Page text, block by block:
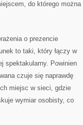
do którego można
o prezencie
to taki, który łączy w
spektakularny. Powinien
czuje się naprawdę
miejsc w sieci, gdzie
wymiar osobisty, co